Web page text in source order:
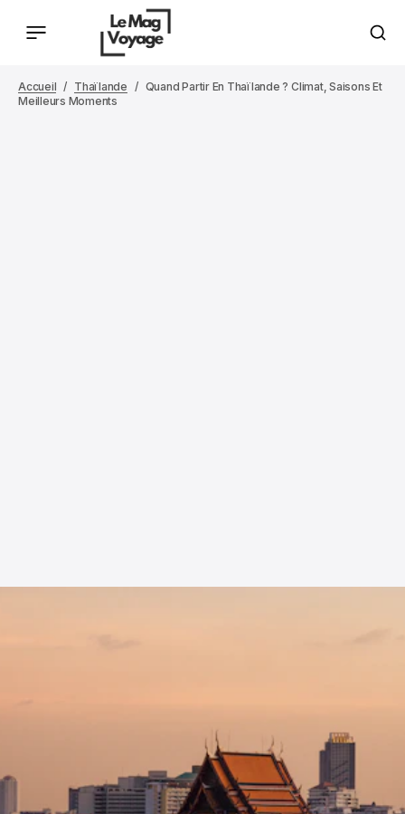
Accueil Thaïlande
Quand Partir En Thaïlande ? Climat, Saisons Et
Meilleurs Moments